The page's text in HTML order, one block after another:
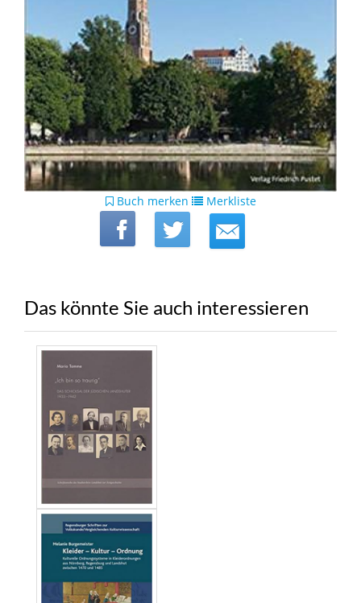
Buch merken Merkliste
Das könnte Sie auch interessieren